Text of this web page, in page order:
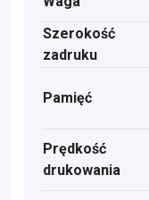
Szerokość
zadruku
Pamięć
Prędkość
drukowania